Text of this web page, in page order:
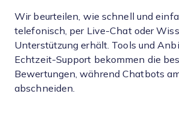
Wir beurteilen, wie schnell und
telefonisch, per Live-Chat oder
Unterstützung erhält. Tools und
Echtzeit-Support bekommen die
Bewertungen, während Chatbots
abschneiden.